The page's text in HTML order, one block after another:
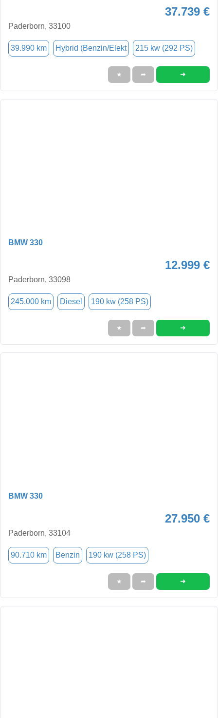
37.739 €
Paderborn, 33100
39.990 km Hybrid (Benzin/Elekt 215 kw (292 PS)
★ ➦ ➜
BMW 330
12.999 €
Paderborn, 33098
245.000 km Diesel 190 kw (258 PS)
★ ➦ ➜
BMW 330
27.950 €
Paderborn, 33104
90.710 km Benzin 190 kw (258 PS)
★ ➦ ➜